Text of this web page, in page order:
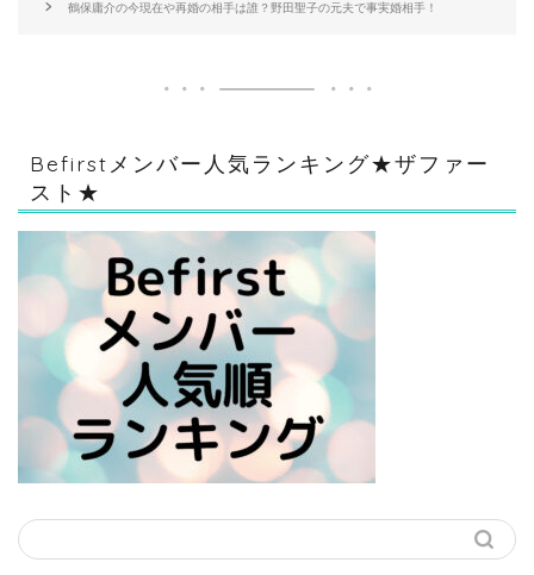
鶴保庸介の今現在や再婚の相手は誰？野田聖子の元夫で事実婚相手！
Befirstメンバー人気ランキング★ザファー
スト★